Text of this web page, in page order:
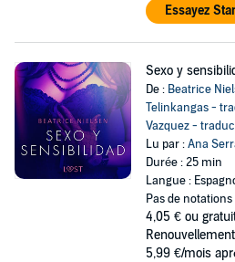
Essayez
Sexo y
De : Beatrice
Telinkangas -
Vazquez -
Lu par :Ana
Durée : 25 min
Langue :
Pas de notations
4,05 € ou
5,99 €/mois